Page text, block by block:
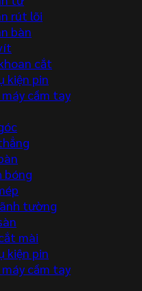
rút lõi
bàn
cắt
kiện pin
cầm tay
bóng
tường
mài
kiện pin
cầm tay